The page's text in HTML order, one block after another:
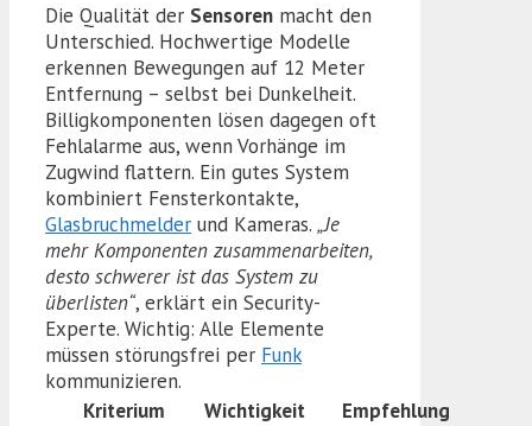
Die Qualität der Sensoren macht den
Unterschied. Hochwertige Modelle
erkennen Bewegungen auf 12 Meter
Entfernung – selbst bei Dunkelheit.
Billigkomponenten lösen dagegen oft
Fehlalarme aus, wenn Vorhänge im
Zugwind flattern. Ein gutes System
kombiniert Fensterkontakte,
Glasbruchmelder und Kameras. „Je
mehr Komponenten zusammenarbeiten,
desto schwerer ist das System zu
überlisten“, erklärt ein Security-
Experte. Wichtig: Alle Elemente
müssen störungsfrei per Funk
kommunizieren.
Kriterium
Wichtigkeit
Empfehlung